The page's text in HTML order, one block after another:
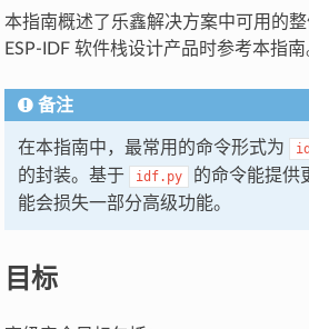
本指南概述了乐鑫解决方案中可用的
ESP-IDF 软件栈设计产品时参考本指南
备注
在本指南中，最常用的命令形式为
的封装。基于 idf.py 的命令能提供
能会损失一部分高级功能。
目标